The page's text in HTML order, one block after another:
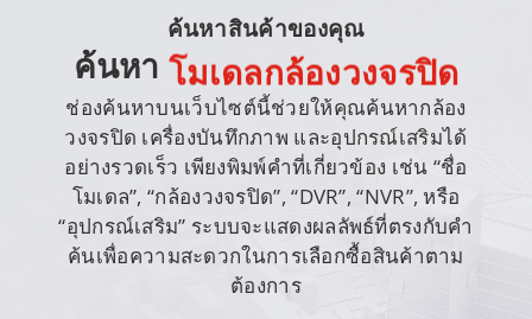
ค้นหาสินค้าของคุณ
ค้นหา โมเดลกล้องวงจรปิด
ช่องค้นหาบนเว็บไซต์นี้ช่วยให้คุณค้นหากล้อง
วงจรปิด เครื่องบันทึกภาพ และอุปกรณ์เสริมได้
อย่างรวดเร็ว เพียงพิมพ์คำที่เกี่ยวข้อง เช่น “ชื่อ
โมเดล”, “กล้องวงจรปิด”, “DVR”, “NVR”, หรือ
“อุปกรณ์เสริม” ระบบจะแสดงผลลัพธ์ที่ตรงกับคำ
ค้นเพื่อความสะดวกในการเลือกซื้อสินค้าตาม
ต้องการ